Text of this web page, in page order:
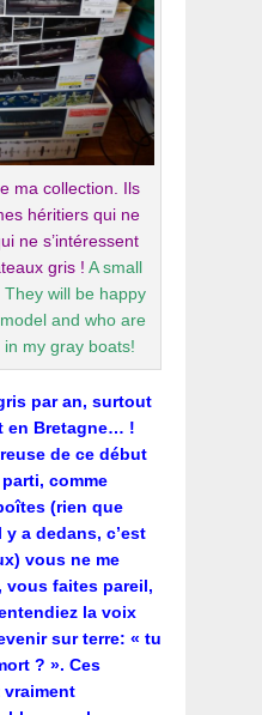
ma collection. Ils
héritiers qui ne
ne s’intéressent
gris ! A small
will be happy
and who are
my gray boats!
par an, surtout
en Bretagne… !
de ce début
comme
(rien que
y a dedans, c’est
vous ne me
vous faites pareil,
la voix
sur terre: « tu
? ». Ces